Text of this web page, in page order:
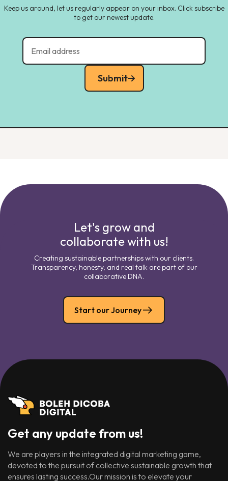
Keep us around, let us regularly appear on your inbox. Click subscribe
to get our newest update.
Submit
Let's grow and
collaborate with us!
Creating sustainable partnerships with our clients.
Transparency, honesty, and real talk are part of our
collaborative DNA.
Start our Journey
Get any update from us!
We are players in the integrated digital marketing game,
devoted to the pursuit of collective sustainable growth that
ensures lasting success.Our mission is to elevate your